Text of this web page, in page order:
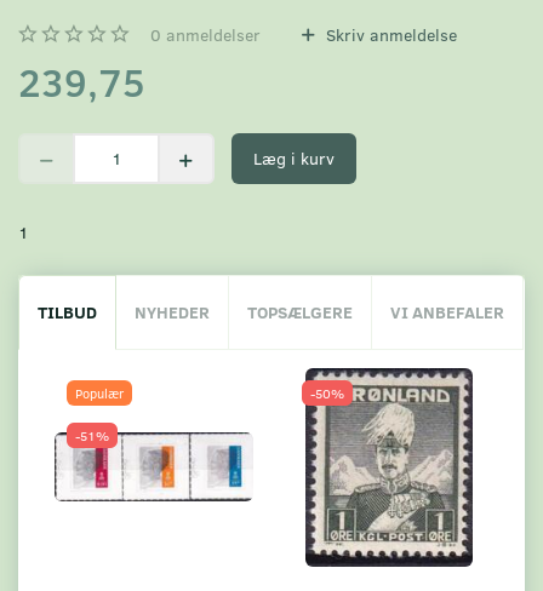
0 anmeldelser Skriv anmeldelse
239,75
Læg i kurv
1
TILBUD NYHEDER TOPSÆLGERE VI ANBEFALER
Populær
-51%
-50%